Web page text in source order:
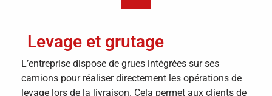
Levage et grutage
L’entreprise dispose de grues intégrées sur ses
camions pour réaliser directement les opérations de
levage lors de la livraison. Cela permet aux clients de